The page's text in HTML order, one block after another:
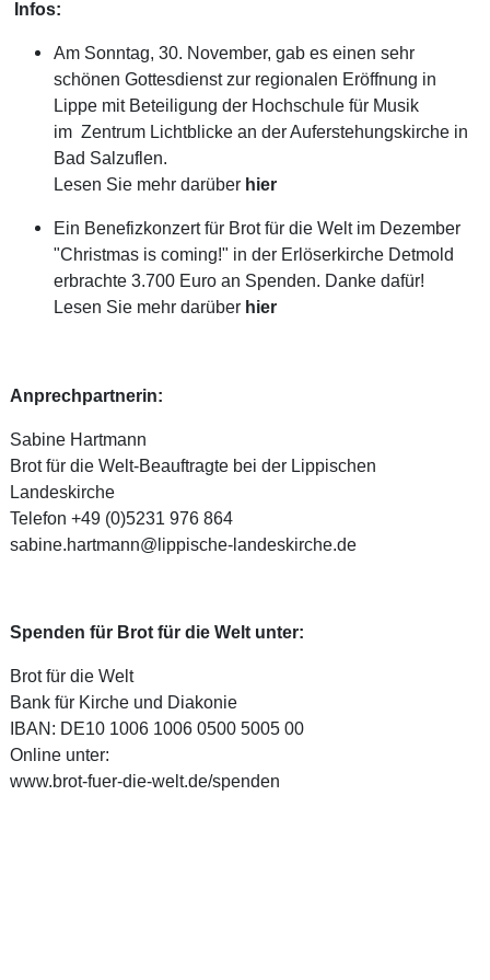
Infos:
Am Sonntag, 30. November, gab es einen sehr
schönen Gottesdienst zur regionalen Eröffnung in
Lippe mit Beteiligung der Hochschule für Musik
im Zentrum Lichtblicke an der Auferstehungskirche in
Bad Salzuflen.
Lesen Sie mehr darüber hier
Ein Benefizkonzert für Brot für die Welt im Dezember
"Christmas is coming!" in der Erlöserkirche Detmold
erbrachte 3.700 Euro an Spenden. Danke dafür!
Lesen Sie mehr darüber hier
Anprechpartnerin:
Sabine Hartmann
Brot für die Welt-Beauftragte bei der Lippischen
Landeskirche
Telefon +49 (0)5231 976 864
sabine.hartmann@lippische-landeskirche.de
Spenden für Brot für die Welt unter:
Brot für die Welt
Bank für Kirche und Diakonie
IBAN: DE10 1006 1006 0500 5005 00
Online unter:
www.brot-fuer-die-welt.de/spenden